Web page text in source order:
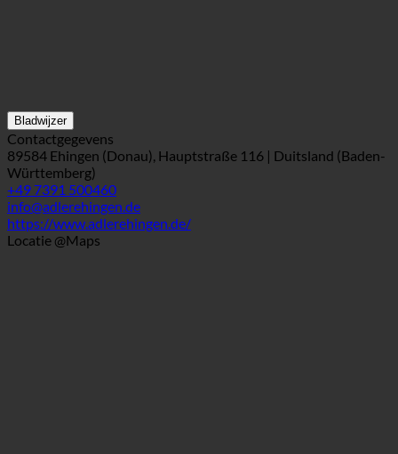
Bladwijzer
Contactgegevens
89584 Ehingen (Donau), Hauptstraße 116 | Duitsland (Baden-
Württemberg)
+49 7391 500460
info@adlerehingen.de